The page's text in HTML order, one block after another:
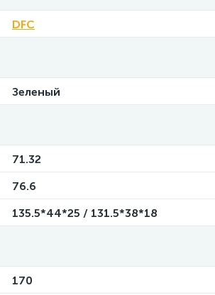
DFC
Зеленый
71.32
76.6
135.5*44*25 / 131.5*38*18
170